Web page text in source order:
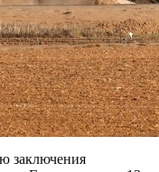
заключения